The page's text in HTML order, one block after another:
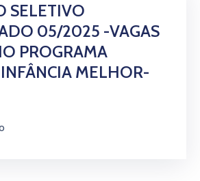
SELETIVO
05/2025 -VAGAS
PROGRAMA
MELHOR-